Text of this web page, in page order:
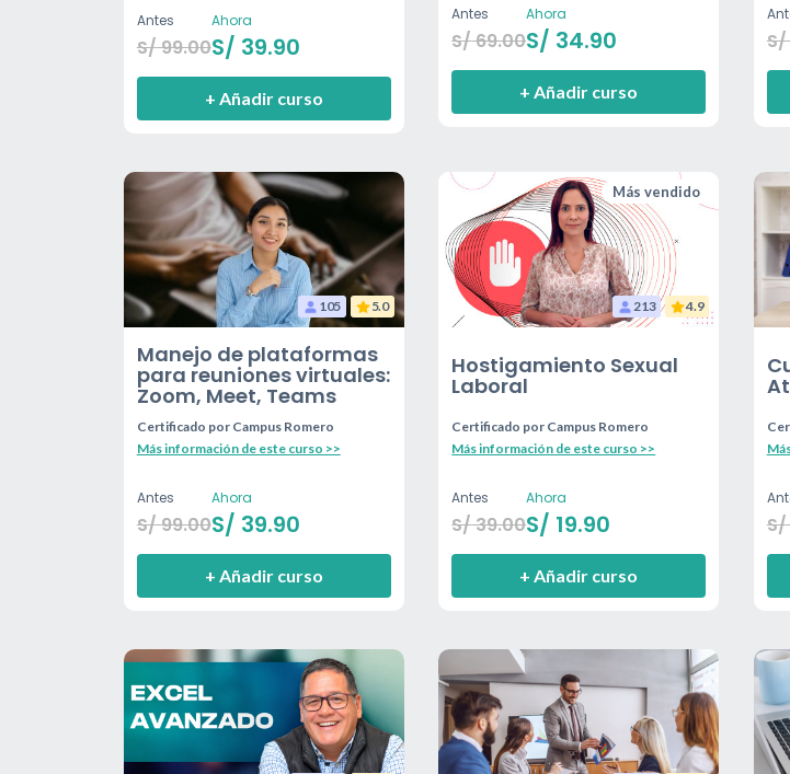
Antes
S/99.00
Ahora
S/ 39.90
+ Añadir curso
Antes
S/69.00
Ahora
S/ 34.90
+ Añadir curso
S/
105 5.0
Manejo de plataformas
para reuniones virtuales:
Zoom, Meet, Teams
Certificado por Campus Romero
Más información de este curso >>
Antes
S/99.00
Ahora
S/ 39.90
+ Añadir curso
Más vendido
213 4.9
Hostigamiento Sexual
Laboral
Certificado por Campus Romero
Más información de este curso >>
Antes
S/39.00
Ahora
S/ 19.90
+ Añadir curso
S/